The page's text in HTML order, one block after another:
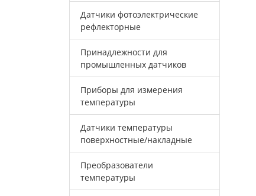
Датчики фотоэлектрические
рефлекторные
Принадлежности для
промышленных датчиков
Приборы для измерения
температуры
Датчики температуры
поверхностные/накладные
Преобразователи
температуры